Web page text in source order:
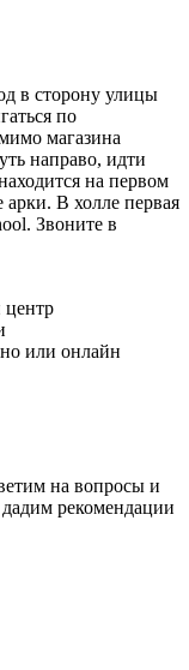
в сторону улицы
по
магазина
направо, идти
на первом
В холле первая
Звоните в
на вопросы и
рекомендации